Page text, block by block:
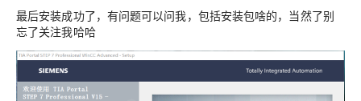
最后安装成功了，有问题可以问我，包括安装包啥的，当然了别
忘了关注我哈哈